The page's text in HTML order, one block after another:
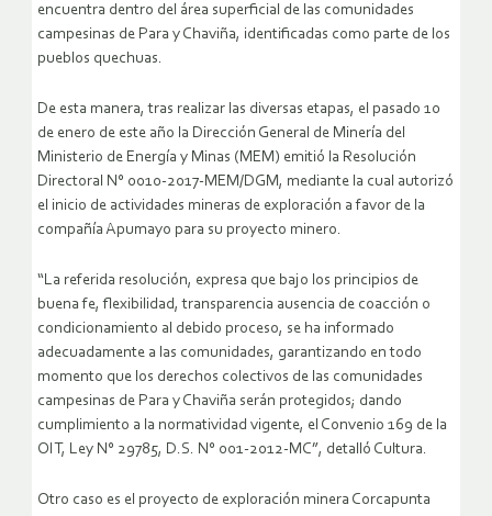
encuentra dentro del área superficial de las comunidades
campesinas de Para y Chaviña, identificadas como parte de los
pueblos quechuas.
De esta manera, tras realizar las diversas etapas, el pasado 10
de enero de este año la Dirección General de Minería del
Ministerio de Energía y Minas (MEM) emitió la Resolución
Directoral N° 0010-2017-MEM/DGM, mediante la cual autorizó
el inicio de actividades mineras de exploración a favor de la
compañía Apumayo para su proyecto minero.
“La referida resolución, expresa que bajo los principios de
buena fe, flexibilidad, transparencia ausencia de coacción o
condicionamiento al debido proceso, se ha informado
adecuadamente a las comunidades, garantizando en todo
momento que los derechos colectivos de las comunidades
campesinas de Para y Chaviña serán protegidos; dando
cumplimiento a la normatividad vigente, el Convenio 169 de la
OIT, Ley N° 29785, D.S. N° 001-2012-MC”, detalló Cultura.
Otro caso es el proyecto de exploración minera Corcapunta